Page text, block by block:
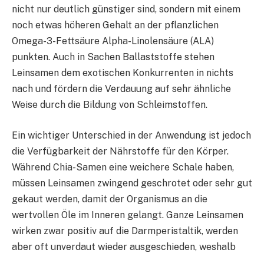
nicht nur deutlich günstiger sind, sondern mit einem
noch etwas höheren Gehalt an der pflanzlichen
Omega-3-Fettsäure Alpha-Linolensäure (ALA)
punkten. Auch in Sachen Ballaststoffe stehen
Leinsamen dem exotischen Konkurrenten in nichts
nach und fördern die Verdauung auf sehr ähnliche
Weise durch die Bildung von Schleimstoffen.
Ein wichtiger Unterschied in der Anwendung ist jedoch
die Verfügbarkeit der Nährstoffe für den Körper.
Während Chia-Samen eine weichere Schale haben,
müssen Leinsamen zwingend geschrotet oder sehr gut
gekaut werden, damit der Organismus an die
wertvollen Öle im Inneren gelangt. Ganze Leinsamen
wirken zwar positiv auf die Darmperistaltik, werden
aber oft unverdaut wieder ausgeschieden, weshalb